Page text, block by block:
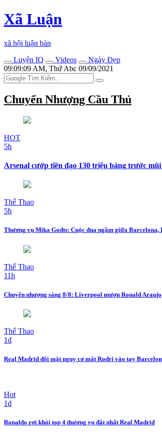
Xã Luận
xã hội luận bàn
Luyện IQ
Videos
Ngày Đẹp
09:09:09 AM, Thứ Abc 09/09/2021
Chuyển Nhượng Cầu Thủ
HOT
5h
Arsenal cướp tiền đạo 130 triệu bảng trước
Thể Thao
5h
Thương vụ Mika Godts: Cuộc đua ngầm giữa Barcelona,
Thể Thao
11h
Chuyển nhượng sáng 8/8: Liverpool mượn Ronald
Thể Thao
1d
Real Madrid đối mặt nguy cơ mất Rodri vào tay
Hot
1d
Ronaldo rơi khỏi top 4 thương vụ đắt nhất Real Madrid